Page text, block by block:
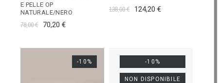
E PELLE OP
NATURALE/NERO
78,00 € 70,20 €
138,00 € 124,20 €
-10% -10%
NON DISPONIBILE